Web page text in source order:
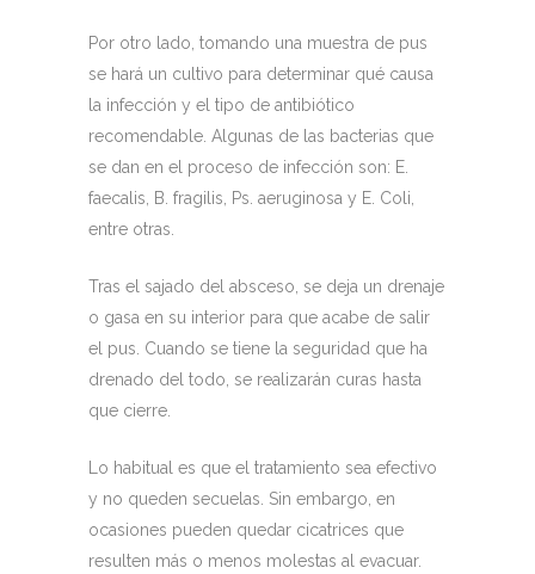
Por otro lado, tomando una muestra de pus
se hará un cultivo para determinar qué causa
la infección y el tipo de antibiótico
recomendable. Algunas de las bacterias que
se dan en el proceso de infección son: E.
faecalis, B. fragilis, Ps. aeruginosa y E. Coli,
entre otras.
Tras el sajado del absceso, se deja un drenaje
o gasa en su interior para que acabe de salir
el pus. Cuando se tiene la seguridad que ha
drenado del todo, se realizarán curas hasta
que cierre.
Lo habitual es que el tratamiento sea efectivo
y no queden secuelas. Sin embargo, en
ocasiones pueden quedar cicatrices que
resulten más o menos molestas al evacuar.